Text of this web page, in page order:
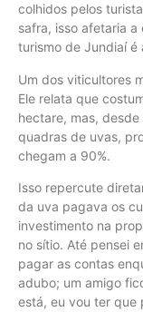
colhidos pelos
safra, isso afetaria
turismo de Jundiaí é
Um dos viticultores
Ele relata que
hectare, mas,
quadras de uvas,
chegam a 90%.
Isso repercute
da uva pagava os
investimento na
no sítio. Até pensei
pagar as contas
adubo; um amigo
está, eu vou ter que